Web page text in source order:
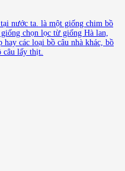
nước ta. là một giống chim bồ
chọn lọc từ giống Hà lan,
các loại bồ câu nhà khác, bồ
câu lấy thịt.